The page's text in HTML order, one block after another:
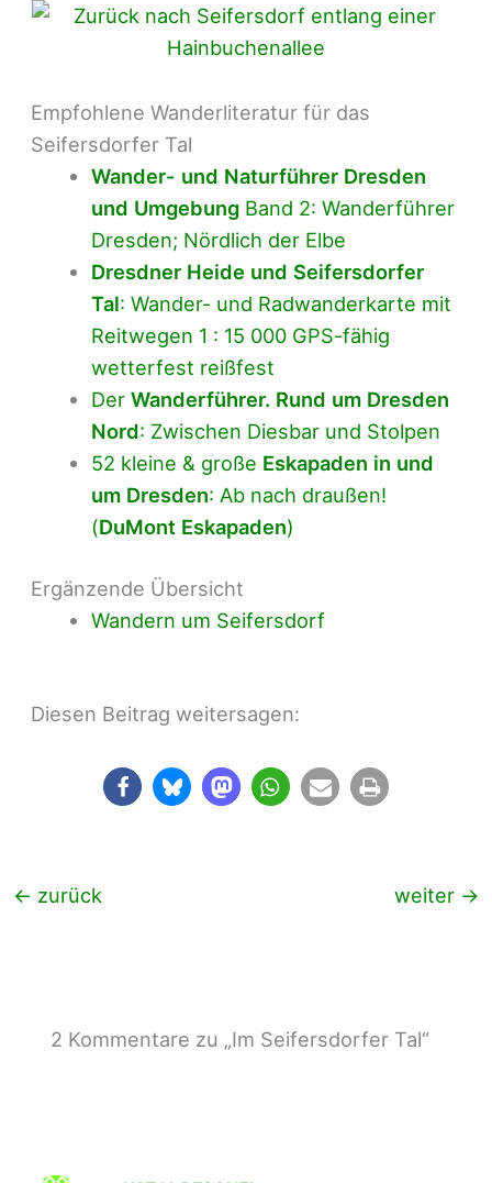
Empfohlene Wanderliteratur für das
Seifersdorfer Tal
Wander- und Naturführer Dresden
und UmgebungBand 2: Wanderführer
Dresden; Nördlich der Elbe
Dresdner Heide und Seifersdorfer
Tal: Wander- und Radwanderkarte mit
Reitwegen 1 : 15 000 GPS-fähig
wetterfest reißfest
Der Wanderführer. Rund um Dresden
Nord: Zwischen Diesbar und Stolpen
52 kleine & große Eskapaden in und
um Dresden: Ab nach draußen!
(DuMont Eskapaden)
Ergänzende Übersicht
Wandern um Seifersdorf
Diesen Beitrag weitersagen:
← zurück weiter →
2 Kommentare zu „Im Seifersdorfer Tal“